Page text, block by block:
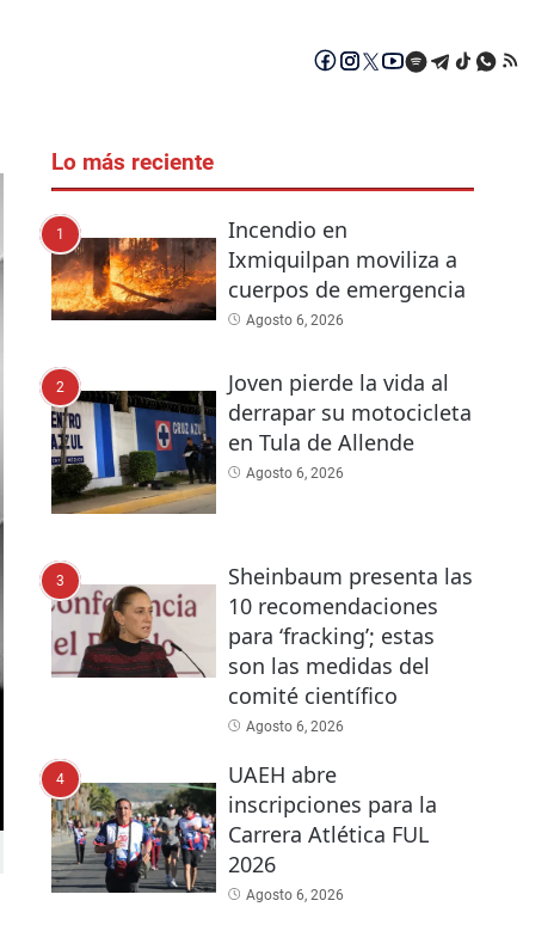
Lo más reciente
1
Incendio en
Ixmiquilpan moviliza a
cuerpos de emergencia
Agosto 6, 2026
2
Joven pierde la vida al
derrapar su motocicleta
en Tula de Allende
Agosto 6, 2026
3
Sheinbaum presenta las
10 recomendaciones
para ‘fracking’; estas
son las medidas del
comité científico
Agosto 6, 2026
4
UAEH abre
inscripciones para la
Carrera Atlética FUL
2026
Agosto 6, 2026